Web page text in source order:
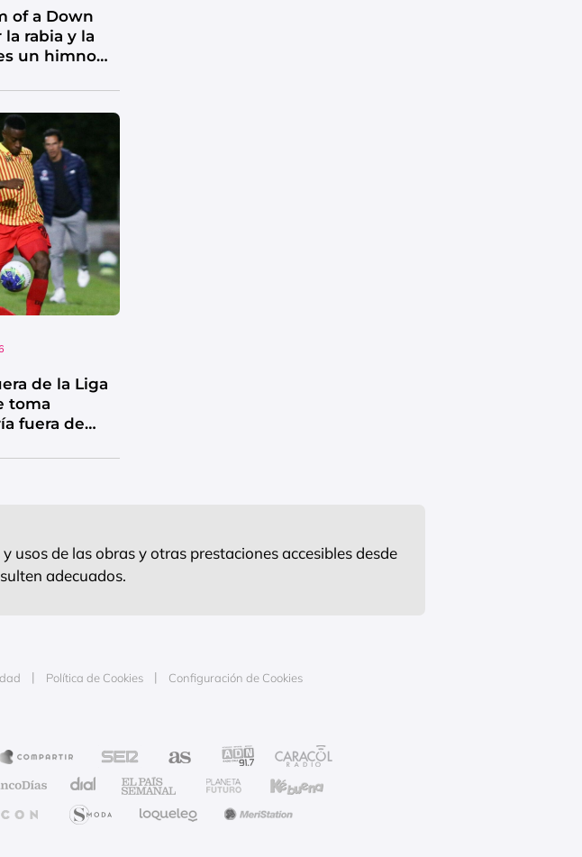
of a Down
la rabia y la
un himno
de la Liga
toma
fuera de
usos de las obras y otras prestaciones accesibles desde
adecuados.
Política de Cookies Configuración de Cookies